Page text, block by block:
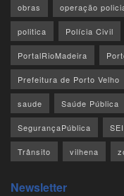
obras operação
politica Polícia Civil
PortalRioMadeira
Prefeitura de Porto Velho
saude Saúde Pública
SegurançaPública
Trânsito vilhena
Newsletter